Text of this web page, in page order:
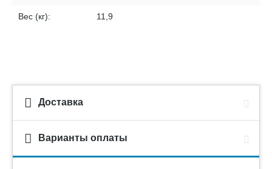
Вес (кг): 11,9
Доставка
Варианты оплаты